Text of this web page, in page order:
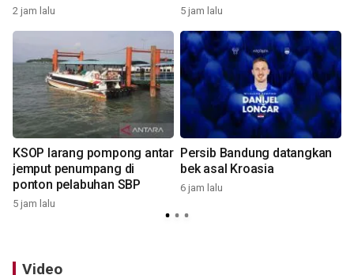
2 jam lalu 5 jam lalu
KSOP larang pompong antar
jemput penumpang di
ponton pelabuhan SBP
5 jam lalu
Persib Bandung datangkan
bek asal Kroasia
6 jam lalu
Video